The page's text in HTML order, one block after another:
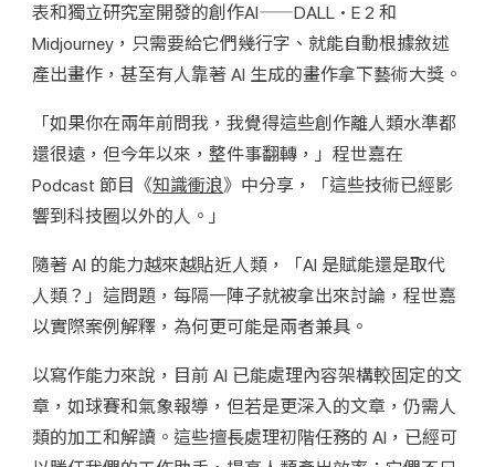
表和獨立研究室開發的創作AI——DALL·E 2 和
Midjourney，只需要給它們幾行字、就能自動根據敘述
產出畫作，甚至有人靠著 AI 生成的畫作拿下藝術大獎。
「如果你在兩年前問我，我覺得這些創作離人類水準都
還很遠，但今年以來，整件事翻轉，」程世嘉在
Podcast 節目《知識衝浪》中分享，「這些技術已經影
響到科技圈以外的人。」
隨著 AI 的能力越來越貼近人類，「AI 是賦能還是取代
人類？」這問題，每隔一陣子就被拿出來討論，程世嘉
以實際案例解釋，為何更可能是兩者兼具。
以寫作能力來說，目前 AI 已能處理內容架構較固定的文
章，如球賽和氣象報導，但若是更深入的文章，仍需人
類的加工和解讀。這些擅長處理初階任務的 AI，已經可